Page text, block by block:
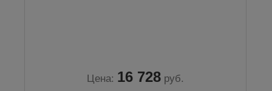
Цена: 16 728 руб.